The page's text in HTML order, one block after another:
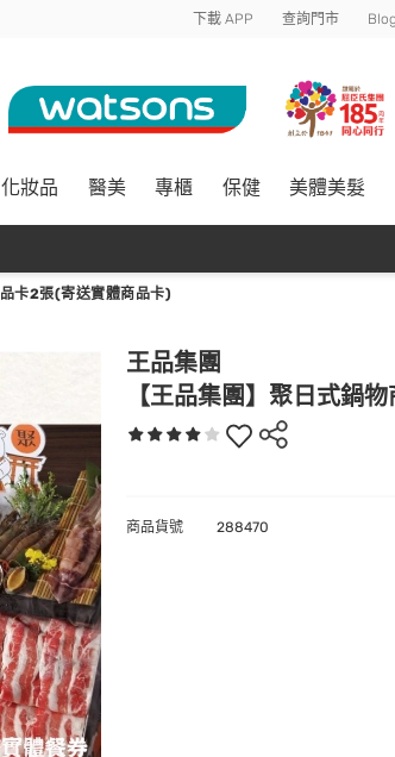
下載 APP 查詢門市 Blog
化妝品 醫美 專櫃 保健 美體美髮
卡2張(寄送實體商品卡)
王品集團
【王品集團】聚日式鍋
商品貨號 288470